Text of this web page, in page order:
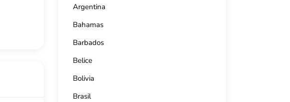
Argentina
Bahamas
Barbados
Belice
Bolivia
Brasil